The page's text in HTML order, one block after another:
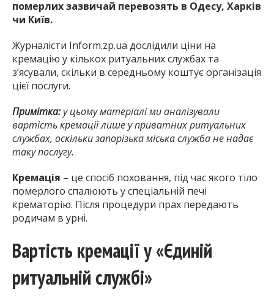
померлих зазвичай перевозять в Одесу, Харків
чи Київ.
Журналісти Inform.zp.ua дослідили ціни на
кремацію у кількох ритуальних службах та
з’ясували, скільки в середньому коштує організація
цієї послуги.
Примітка:у цьому матеріалі ми аналізували
вартість кремації лише у приватних ритуальних
службах, оскільки запорізька міська служба не надає
таку послугу.
Кремація – це спосіб поховання, під час якого тіло
померлого спалюють у спеціальній печі
крематорію. Після процедури прах передають
родичам в урні.
Вартість кремації у «Єдиній
ритуальній службі»